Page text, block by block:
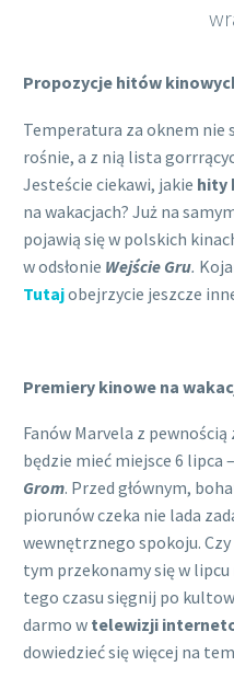
Propozycje hitów
Temperatura za oknem nie
rośnie, a z nią lista
Jesteście ciekawi, jakie hity
na wakacjach? Już na
pojawią się w polskich
w odsłonie Wejście Gru.
Tutajobejrzycie jeszcze
Premiery kinowe na
Fanów Marvela z
będzie mieć miejsce 6 lipca
Grom. Przed głównym,
piorunów czeka nie lada
wewnętrznego spokoju. Czy
tym przekonamy się w
tego czasu sięgnij po
darmo w telewizji
dowiedzieć się więcej na